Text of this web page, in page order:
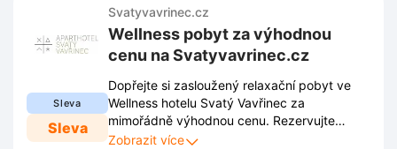
Sleva
Sleva
Svatyvavrinec.cz
Wellness pobyt za výhodnou
cenu na Svatyvavrinec.cz
Dopřejte si zasloužený relaxační pobyt ve
Wellness hotelu Svatý Vavřinec za
mimořádně výhodnou cenu. Rezervujte
termín na webu Svatyvavrinec.cz a užijte si
Zobrazit více